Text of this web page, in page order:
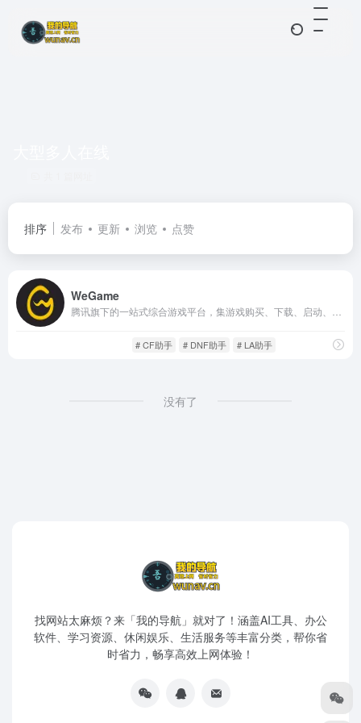
排序 发布 更新 浏览 点赞
WeGame
# CF助手 # DNF助手 # LA助手
没有了
找网站太麻烦？来「我的导航」就对了！涵盖AI工具、办公
软件、学习资源、休闲娱乐、生活服务等丰富分类，帮你省
时省力，畅享高效上网体验！